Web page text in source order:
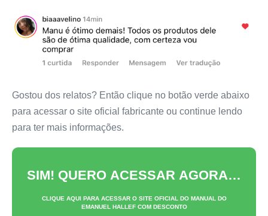
Gostou dos relatos? Então clique no botão verde abaixo
para acessar o site oficial fabricante ou continue lendo
para ter mais informações.
SIM! QUERO ACESSAR AGORA…
CLIQUE AQUI PARA ACESSAR O SITE OFICIAL DO MANUAL DO
EMANUEL HALLEFCOM DESCONTO